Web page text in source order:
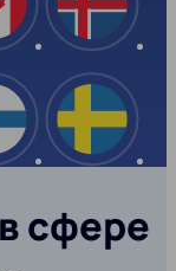
Канада
Финляндия
сфере